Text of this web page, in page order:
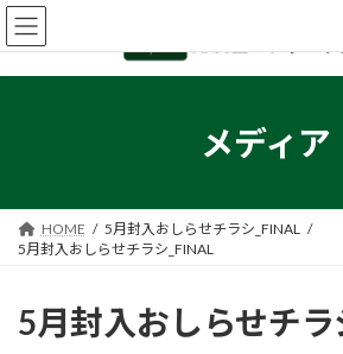
コ
ン
テ
ン
ナ
ビ
ゲ
ー
メディア
HOME
5月封入おしらせチラシ_FINAL
5月封入おしらせチラシ_FINAL
5月封入おしらせチラ